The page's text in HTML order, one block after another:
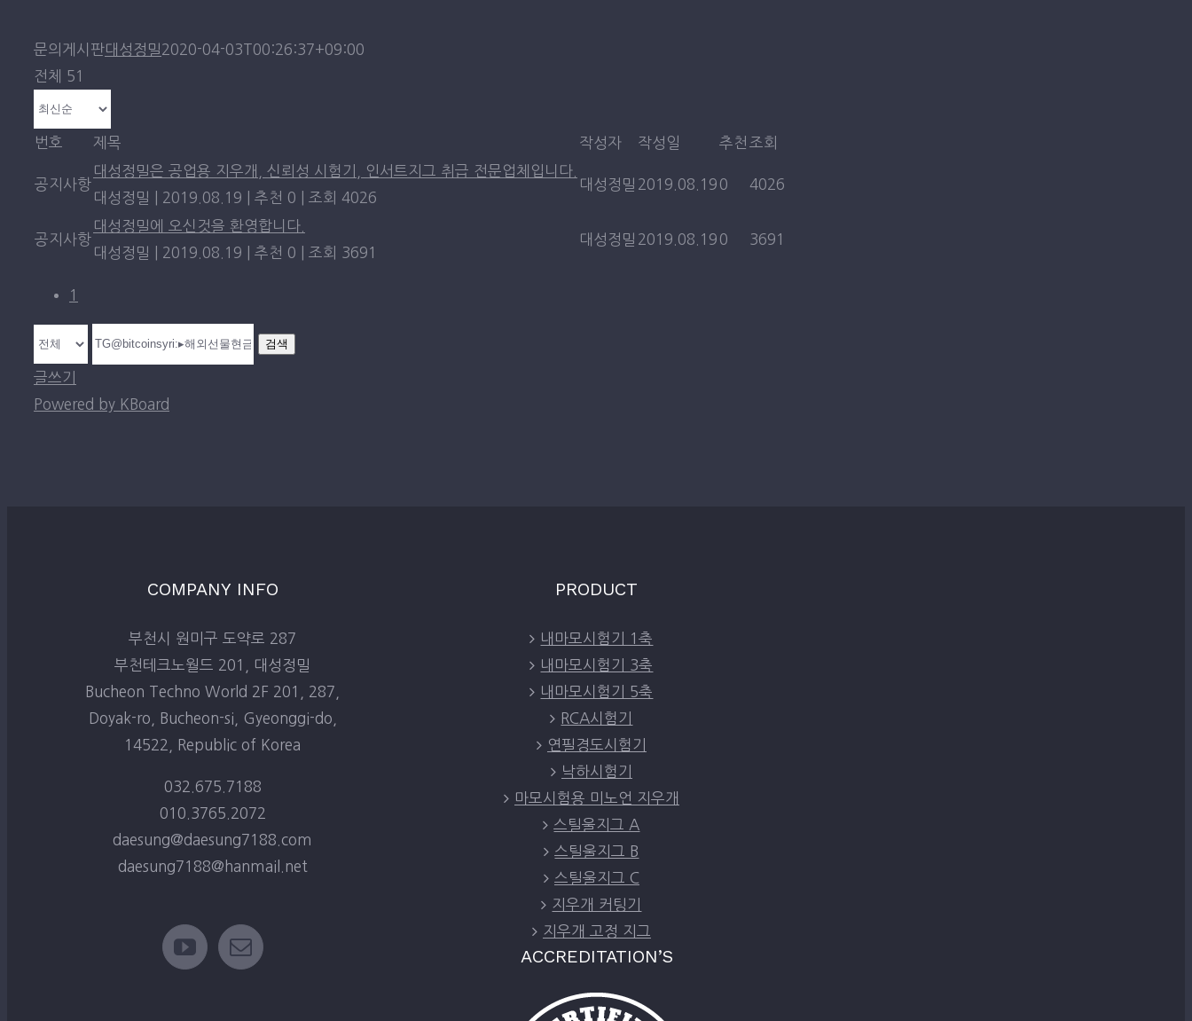
문의게시판대성정밀2020-04-03T00:26:37+09:00
전체 51
번호 제목 작성자 작성일 추천 조회
공지사항
대성정밀은 공업용 지우개, 신뢰성 시험기, 인서트지그 취급 전문업체입니다.
대성정밀
2019.08.19 추천 0 조회 4026
대성정밀 2019.08.19 0 4026
공지사항
대성정밀에 오신것을 환영합니다.
대성정밀
2019.08.19 추천 0 조회 3691
대성정밀 2019.08.19 0 3691
1
검색
글쓰기
Powered by KBoard
COMPANY INFO
부천시 원미구 도약로 287
부천테크노월드 201, 대성정밀
Bucheon Techno World 2F 201, 287,
Doyak-ro, Bucheon-si, Gyeonggi-do,
14522, Republic of Korea
032.675.7188
010.3765.2072
daesung@daesung7188.com
daesung7188@hanmail.net
PRODUCT
내마모시험기 1축
내마모시험기 3축
내마모시험기 5축
RCA시험기
연필경도시험기
낙하시험기
마모시험용 미노언 지우개
스틸울지그 A
스틸울지그 B
스틸울지그 C
지우개 커팅기
지우개 고정 지그
ACCREDITATION’S